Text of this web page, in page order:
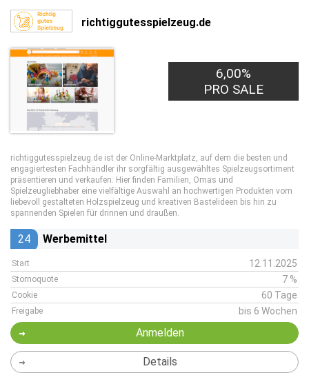
richtiggutesspielzeug.de
6,00%
PRO SALE
richtiggutesspielzeug.de ist der Online-Marktplatz, auf dem die besten und
engagiertesten Fachhändler ihr sorgfältig ausgewähltes Spielzeugsortiment
präsentieren und verkaufen. Hier finden Familien, Omas und
Spielzeugliebhaber eine vielfältige Auswahl an hochwertigen Produkten vom
liebevoll gestalteten Holzspielzeug und kreativen Bastelideen bis hin zu
spannenden Spielen für drinnen und draußen.
24 Werbemittel
Start 12.11.2025
Stornoquote 7 %
Cookie 60 Tage
Freigabe bis 6 Wochen
Anmelden
Details